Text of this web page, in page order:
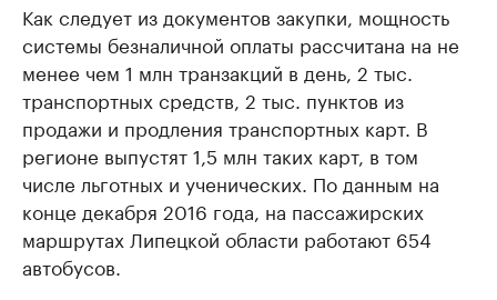
Как следует из документов закупки, мощность
системы безналичной оплаты рассчитана на не
менее чем 1 млн транзакций в день, 2 тыс.
транспортных средств, 2 тыс. пунктов из
продажи и продления транспортных карт. В
регионе выпустят 1,5 млн таких карт, в том
числе льготных и ученических. По данным на
конце декабря 2016 года, на пассажирских
маршрутах Липецкой области работают 654
автобусов.